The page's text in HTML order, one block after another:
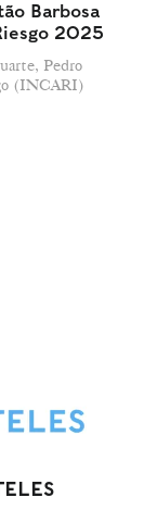
Barbosa
2025
Pedro
(INCARI)